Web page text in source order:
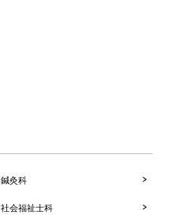
鍼灸科
社会福祉士科